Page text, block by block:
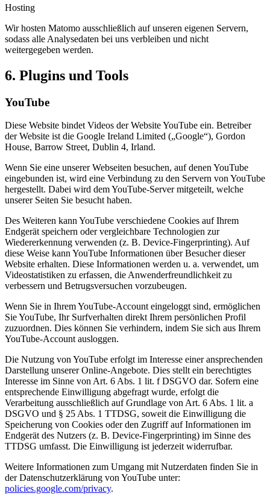
Hosting
Wir hosten Matomo ausschließlich auf unseren eigenen Servern,
sodass alle Analysedaten bei uns verbleiben und nicht
weitergegeben werden.
6. Plugins und Tools
YouTube
Diese Website bindet Videos der Website YouTube ein. Betreiber
der Website ist die Google Ireland Limited („Google“), Gordon
House, Barrow Street, Dublin 4, Irland.
Wenn Sie eine unserer Webseiten besuchen, auf denen YouTube
eingebunden ist, wird eine Verbindung zu den Servern von YouTube
hergestellt. Dabei wird dem YouTube-Server mitgeteilt, welche
unserer Seiten Sie besucht haben.
Des Weiteren kann YouTube verschiedene Cookies auf Ihrem
Endgerät speichern oder vergleichbare Technologien zur
Wiedererkennung verwenden (z. B. Device-Fingerprinting). Auf
diese Weise kann YouTube Informationen über Besucher dieser
Website erhalten. Diese Informationen werden u. a. verwendet, um
Videostatistiken zu erfassen, die Anwenderfreundlichkeit zu
verbessern und Betrugsversuchen vorzubeugen.
Wenn Sie in Ihrem YouTube-Account eingeloggt sind, ermöglichen
Sie YouTube, Ihr Surfverhalten direkt Ihrem persönlichen Profil
zuzuordnen. Dies können Sie verhindern, indem Sie sich aus Ihrem
YouTube-Account ausloggen.
Die Nutzung von YouTube erfolgt im Interesse einer ansprechenden
Darstellung unserer Online-Angebote. Dies stellt ein berechtigtes
Interesse im Sinne von Art. 6 Abs. 1 lit. f DSGVO dar. Sofern eine
entsprechende Einwilligung abgefragt wurde, erfolgt die
Verarbeitung ausschließlich auf Grundlage von Art. 6 Abs. 1 lit. a
DSGVO und § 25 Abs. 1 TTDSG, soweit die Einwilligung die
Speicherung von Cookies oder den Zugriff auf Informationen im
Endgerät des Nutzers (z. B. Device-Fingerprinting) im Sinne des
TTDSG umfasst. Die Einwilligung ist jederzeit widerrufbar.
Weitere Informationen zum Umgang mit Nutzerdaten finden Sie in
der Datenschutzerklärung von YouTube unter:
policies.google.com/privacy.